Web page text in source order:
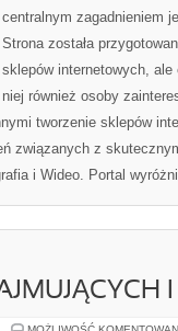
centralnym zagadnieniem
Strona została
sklepów internetowych, ale
niej również osoby
tworzenie sklepów
związanych z
i Wideo. Portal